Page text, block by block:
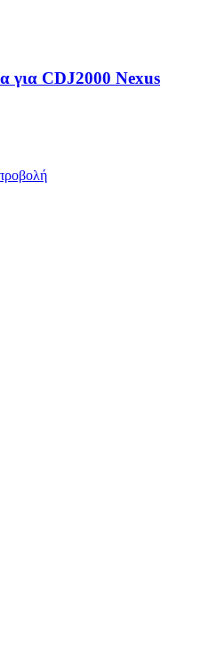
για CDJ2000 Nexus